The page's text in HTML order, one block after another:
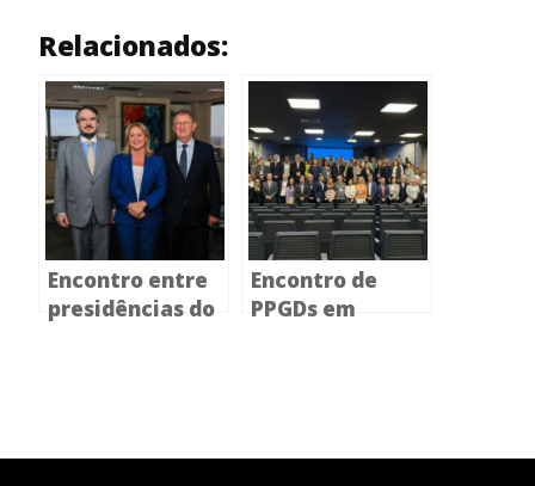
Relacionados:
Encontro entre
presidências do
da pós-
Encontro de
PPGDs em